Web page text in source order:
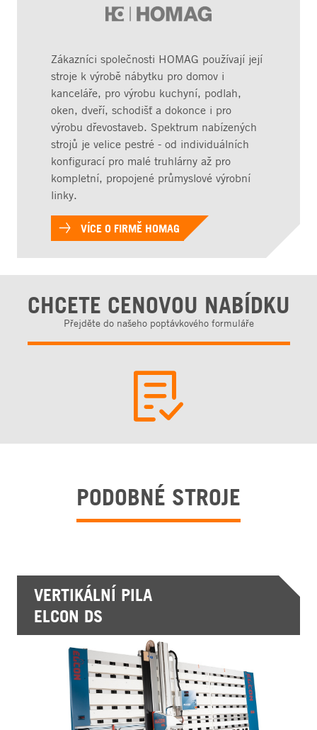
Zákazníci společnosti HOMAG používají její
stroje k výrobě nábytku pro domov i
kanceláře, pro výrobu kuchyní, podlah,
oken, dveří, schodišť a dokonce i pro
výrobu dřevostaveb. Spektrum nabízených
strojů je velice pestré - od individuálních
konfigurací pro malé truhlárny až pro
kompletní, propojené průmyslové výrobní
linky.
VÍCE O FIRMĚ HOMAG
CHCETE CENOVOU NABÍDKU
Přejděte do našeho poptávkového formuláře
PODOBNÉ STROJE
VERTIKÁLNÍ PILA
ELCON DS